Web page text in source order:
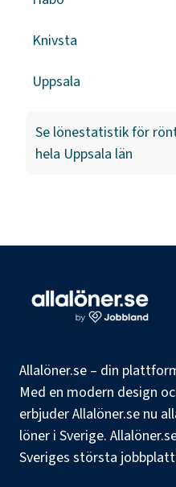
Knivsta
Uppsala
Se lönestatistik för
hela Uppsala län
Allalöner.se – din
Med en modern design
erbjuder Allalöner.se nu
löner i Sverige.
Sveriges största